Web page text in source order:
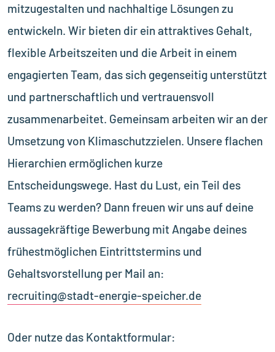
mitzugestalten und nachhaltige Lösungen zu
entwickeln. Wir bieten dir ein attraktives Gehalt,
flexible Arbeitszeiten und die Arbeit in einem
engagierten Team, das sich gegenseitig unterstützt
und partnerschaftlich und vertrauensvoll
zusammenarbeitet. Gemeinsam arbeiten wir an der
Umsetzung von Klimaschutzzielen. Unsere flachen
Hierarchien ermöglichen kurze
Entscheidungswege. Hast du Lust, ein Teil des
Teams zu werden? Dann freuen wir uns auf deine
aussagekräftige Bewerbung mit Angabe deines
frühestmöglichen Eintrittstermins und
Gehaltsvorstellung per Mail an:
recruiting@stadt-energie-speicher.de
Oder nutze das Kontaktformular: